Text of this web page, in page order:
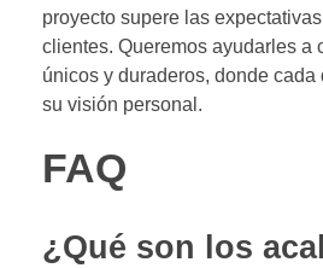
proyecto supere las
clientes. Queremos ayudarles a
únicos y duraderos, donde
su visión personal.
FAQ
¿Qué son los